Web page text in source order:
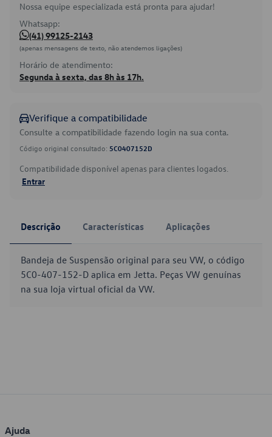
Nossa equipe especializada está pronta para ajudar!
Whatsapp:
(41) 99125-2143
(apenas mensagens de texto, não atendemos ligações)
Horário de atendimento:
Segunda à sexta, das 8h às 17h.
Verifique a compatibilidade
Consulte a compatibilidade fazendo login na sua conta.
Código original consultado: 5C0407152D
Compatibilidade disponível apenas para clientes logados.
Entrar
Descrição Características Aplicações
Bandeja de Suspensão original para seu VW, o código
5C0-407-152-D aplica em Jetta. Peças VW genuínas
na sua loja virtual oficial da VW.
Ajuda